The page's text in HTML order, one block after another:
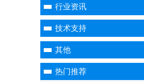
行业资讯
技术支持
其他
热门推荐